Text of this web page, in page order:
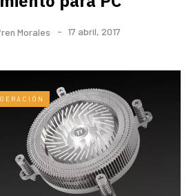
Morales 17 abril, 2017